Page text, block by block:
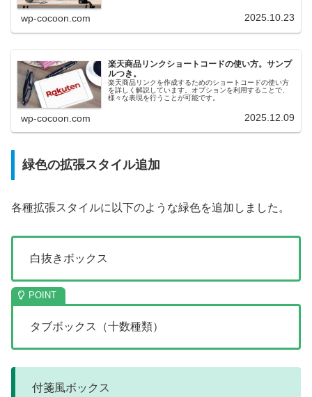
wp-cocoon.com 2025.10.23
楽天商品リンクショートコードの使い方。サンプ
ルつき。
楽天商品リンクを作成するためのショートコードの使い方
を詳しく解説しています。オプションを利用することで、
様々な表現を行うことが可能です。
wp-cocoon.com 2025.12.09
緑色の拡張スタイル追加
各種拡張スタイルに以下のような緑色を追加しました。
白抜きボックス
タブボックス（十数種類）
付箋風ボックス